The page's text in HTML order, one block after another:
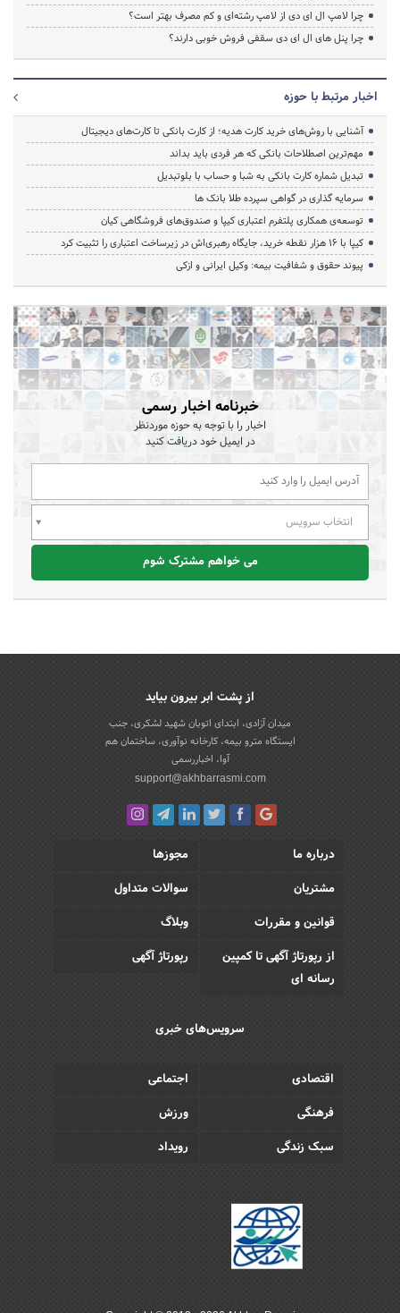
چرا لامپ ال ای دی از لامپ رشته‌ای و کم مصرف بهتر است؟
چرا پنل های ال ای دی سقفی فروش خوبی دارند؟
اخبار مرتبط با حوزه
آشنایی با روش‌های خرید کارت هدیه؛ از کارت بانکی تا کارت‌های دیجیتال
مهم‌ترین اصطلاحات بانکی که هر فردی باید بداند
تبدیل شماره کارت بانکی به شبا و حساب با بلوتبدیل
سرمایه گذاری در گواهی سپرده طلا بانک ها
توسعه‌ی همکاری‌ پلتفرم اعتباری کیپا و صندوق‌های فروشگاهی کیان
کیپا با ۱۶ هزار نقطه خرید، جایگاه رهبری‌اش در زیرساخت اعتباری را تثبیت کرد
پیوند حقوق و شفافیت بیمه: وکیل ایرانی و ازکی
خبرنامه اخبار رسمی
اخبار را با توجه به حوزه موردنظر
در ایمیل خود دریافت کنید
انتخاب سرویس
می خواهم مشترک شوم
از پشت ابر بیرون بیاید
میدان آزادی، ابتدای اتوبان شهید لشکری، جنب
ایستگاه مترو بیمه، کارخانه نوآوری، ساختمان هم
آوا، اخباررسمی
support@akhbarrasmi.com
درباره ما
مجوزها
مشتریان
سوالات متداول
قوانین و مقررات
وبلاگ
از رپورتاژ آگهی تا کمپین
رسانه ای
رپورتاژ آگهی
سرویس‌های خبری
اقتصادی
اجتماعی
فرهنگی
ورزش
سبک زندگی
رویداد